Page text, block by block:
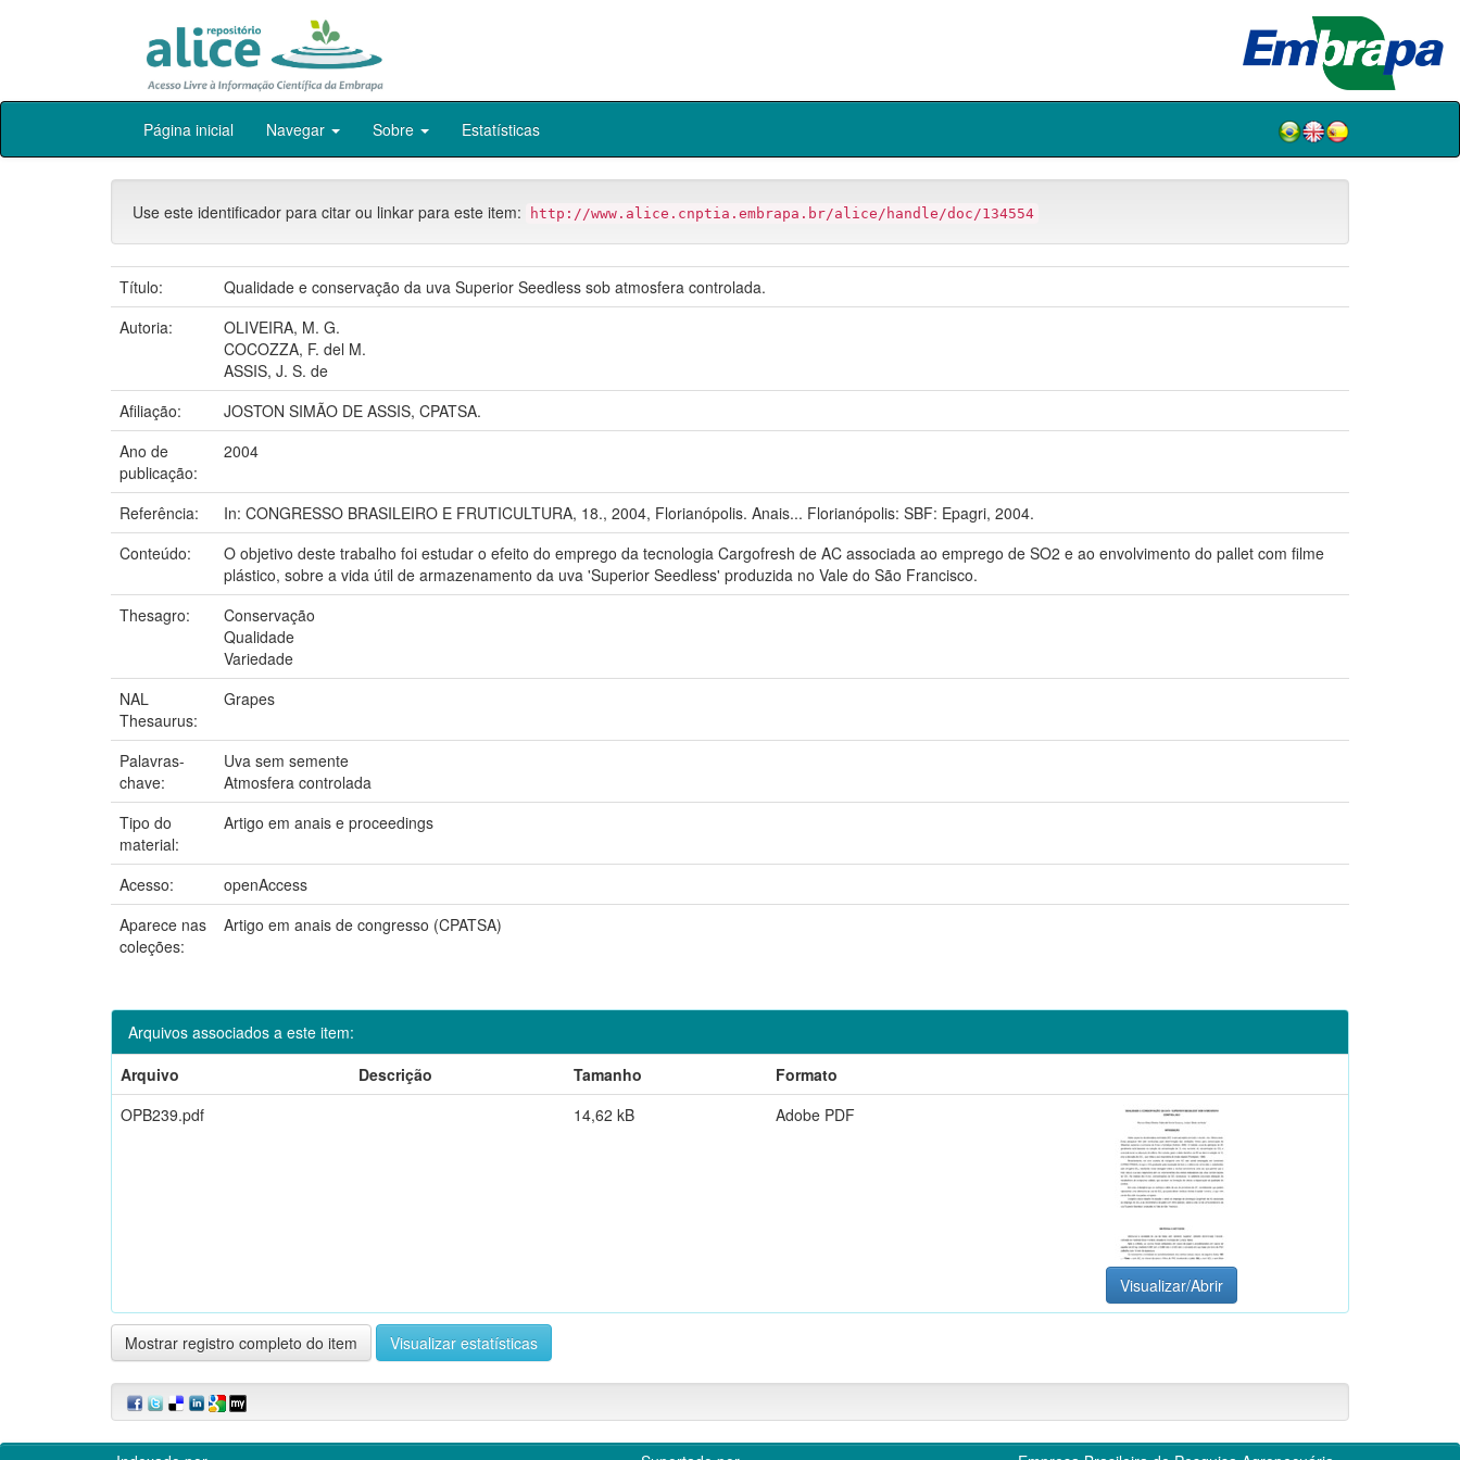
Skip
Página inicial Navegar Sobre Estatísticas
Use este identificador para citar ou linkar para este item: http://www.alice.cnptia.embrapa.br/alice/handle/doc/134554
Título:
Qualidade e conservação da uva Superior Seedless sob atmosfera controlada.
Autoria:
OLIVEIRA, M. G.
COCOZZA, F. del M.
ASSIS, J. S. de
Afiliação:
JOSTON SIMÃO DE ASSIS, CPATSA.
Ano de
publicação:
2004
Referência:
In: CONGRESSO BRASILEIRO E FRUTICULTURA, 18., 2004, Florianópolis. Anais... Florianópolis: SBF: Epagri, 2004.
Conteúdo:
O objetivo deste trabalho foi estudar o efeito do emprego da tecnologia Cargofresh de AC associada ao emprego de SO2 e ao envolvimento do pallet com filme
plástico, sobre a vida útil de armazenamento da uva 'Superior Seedless' produzida no Vale do São Francisco.
Thesagro:
Conservação
Qualidade
Variedade
NAL
Thesaurus:
Grapes
Palavras-
chave:
Uva sem semente
Atmosfera controlada
Tipo do
material:
Artigo em anais e proceedings
Acesso:
openAccess
Aparece nas
coleções:
Artigo em anais de congresso (CPATSA)
Arquivos associados a este item:
Arquivo
Descrição Tamanho
Formato
OPB239.pdf
14,62 kB Adobe PDF
Visualizar/Abrir
Mostrar registro completo do item Visualizar estatísticas